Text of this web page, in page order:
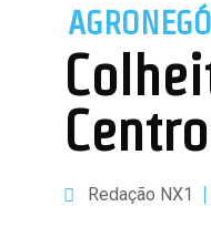
Redação NX1